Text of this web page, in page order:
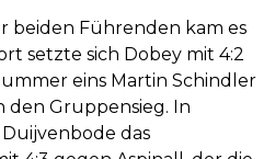
beiden Führenden kam es
setzte sich Dobey mit 4:2
eins Martin Schindler
den Gruppensieg. In
das